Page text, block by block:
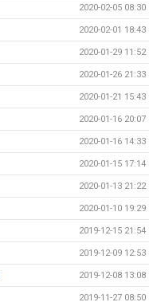
2020-02-05 08:30
2020-02-01 18:43
2020-01-29 11:52
2020-01-26 21:33
2020-01-21 15:43
2020-01-16 20:07
2020-01-16 14:33
2020-01-15 17:14
2020-01-13 21:22
2020-01-10 19:29
2019-12-15 21:54
2019-12-09 12:53
2019-12-08 13:08
2019-11-27 08:50